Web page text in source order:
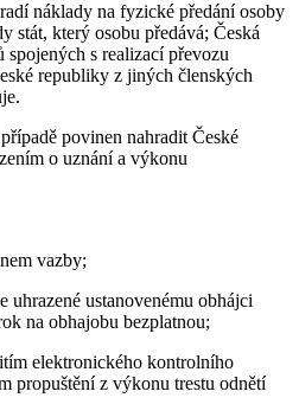
náklady na fyzické předání osoby
stát, který osobu předává; Česká
s realizací převozu
republiky z jiných členských
povinen nahradit České
o uznání a výkonu
vazby;
uhrazené ustanovenému obhájci
na obhajobu bezplatnou;
elektronického kontrolního
propuštění z výkonu trestu odnětí